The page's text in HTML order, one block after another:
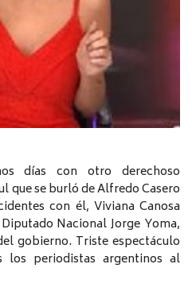
días con otro derechoso
que se burló de Alfredo Casero
con él, Viviana Canosa
Nacional Jorge Yoma,
gobierno. Triste espectáculo
los periodistas argentinos al